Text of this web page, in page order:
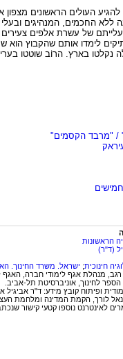
העולים הראשונים מצפון
ללא החכמים, המנהיגים ובעלי
לארגן עלייתם של עשרת אלפים
לימדו אותם שהקבוץ
נקלטו בארץ. הרוֹב שוטטו
/ "מרבד הקסמים"
הראשונות
(ד"ר)
חינוכית; ישראל. משרד החינוך.
הספר לחינוך, אוניברסיטת תל-אביב.